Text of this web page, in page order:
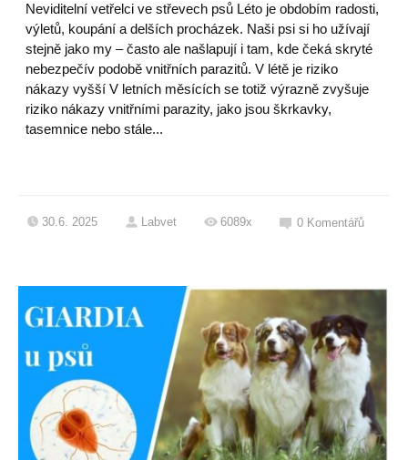
Neviditelní vetřelci ve střevech psů Léto je obdobím radosti,
výletů, koupání a delších procházek. Naši psi si ho užívají
stejně jako my – často ale našlapují i tam, kde čeká skryté
nebezpečív podobě vnitřních parazitů. V létě je riziko
nákazy vyšší V letních měsících se totiž výrazně zvyšuje
riziko nákazy vnitřními parazity, jako jsou škrkavky,
tasemnice nebo stále...
30.6. 2025 Labvet 6089x 0 Komentářů